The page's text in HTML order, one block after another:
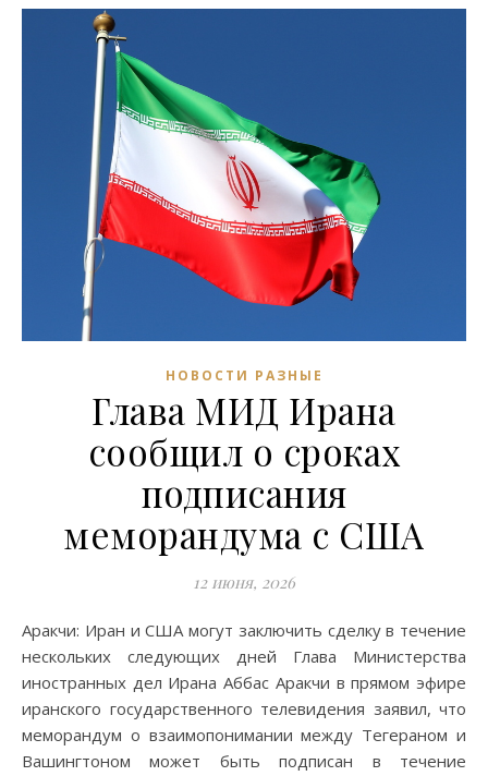
НОВОСТИ РАЗНЫЕ
Глава МИД Ирана
сообщил о сроках
подписания
меморандума с США
12 июня, 2026
Аракчи: Иран и США могут заключить сделку в течение
нескольких следующих дней Глава Министерства
иностранных дел Ирана Аббас Аракчи в прямом эфире
иранского государственного телевидения заявил, что
меморандум о взаимопонимании между Тегераном и
Вашингтоном может быть подписан в течение